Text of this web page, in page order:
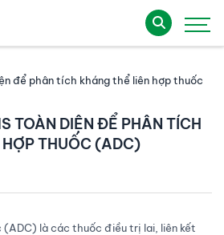
để phân tích kháng thể liên hợp thuốc
TOÀN DIỆN ĐỂ PHÂN TÍCH
THUỐC (ADC)
(ADC) là các thuốc điều trị lai, liên kết